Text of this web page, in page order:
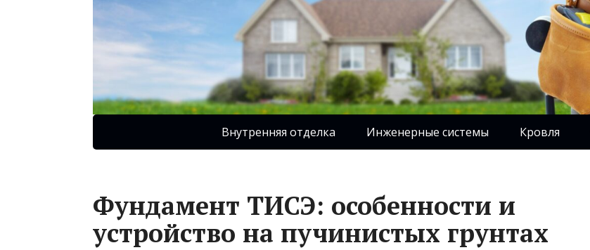
Внутренняя отделка Инженерные системы Кровля
Фундамент ТИСЭ: особенности и
устройство на пучинистых грунтах